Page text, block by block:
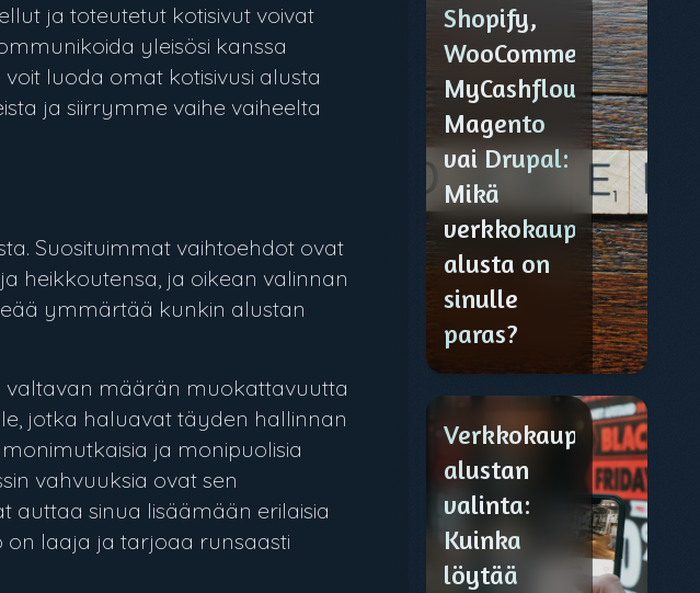
ja toteutetut kotisivut voivat
yleisösi kanssa
luoda omat kotisivusi alusta
ja siirrymme vaihe vaiheelta
Suosituimmat vaihtoehdot ovat
heikkoutensa, ja oikean valinnan
ymmärtää kunkin alustan
valtavan määrän muokattavuutta
jotka haluavat täyden hallinnan
ja monipuolisia
vahvuuksia ovat sen
auttaa sinua lisäämään erilaisia
on laaja ja tarjoaa runsaasti
Shopify,
WooCommerce,
MyCashflow,
Magento
vai Drupal:
Mikä
verkkokauppa-
alusta on
sinulle
paras?
Verkkokauppa-
alustan
valinta:
Kuinka
löytää